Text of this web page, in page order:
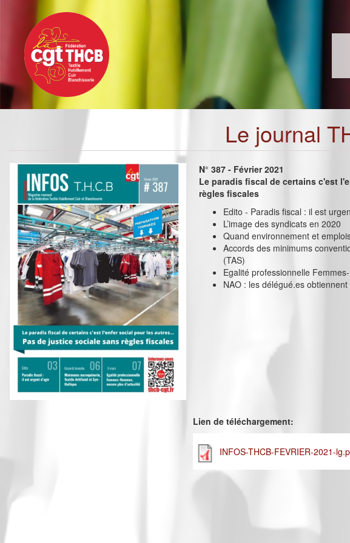
contenu
principal
Le journal
N° 387 - Février 2021
Le paradis fiscal de certains c'est
règles fiscales
Edito - Paradis fiscal : il est
L’image des syndicats en 2020
Quand environnement et
Accords des minimums
(TAS)
Egalité professionnelle
NAO : les délégué.es
Lien de téléchargement:
INFOS-THCB-FEVRIER-2021-